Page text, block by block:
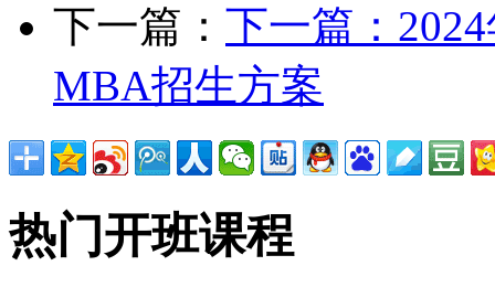
下一篇： 下一篇：
MBA招生方案
热门开班课程